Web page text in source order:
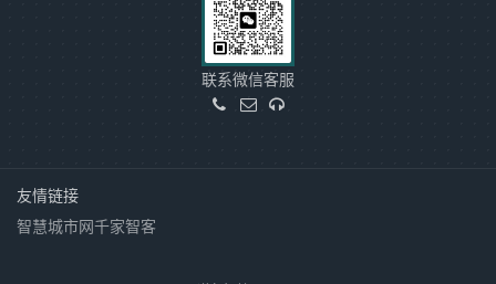
联系微信客服
友情链接
智慧城市网千家智客